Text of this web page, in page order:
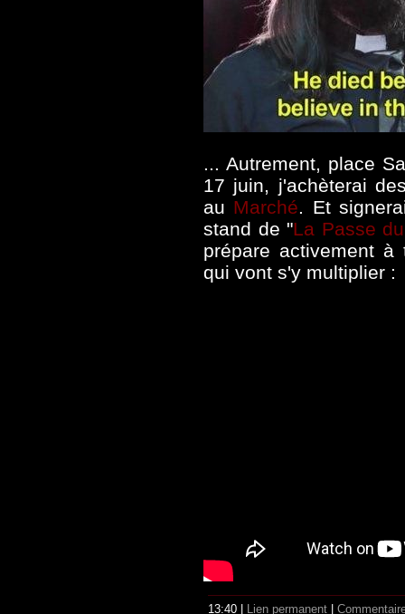
... Autrement, place
17 juin, j'achèterai
au Marché. Et
stand de "La Passe
prépare activement à
qui vont s'y multiplier :
13:40 | Lien permanent |